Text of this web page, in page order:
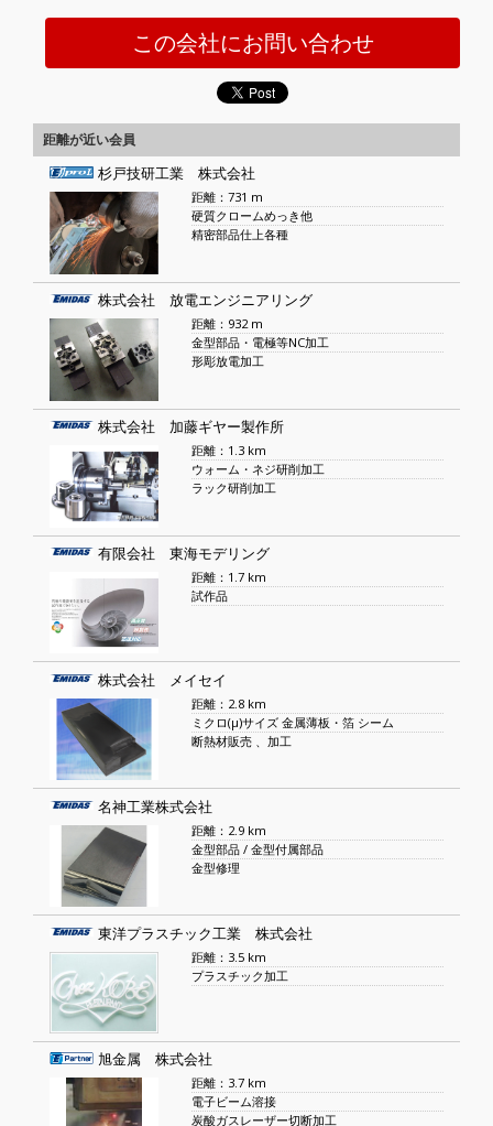
この会社にお問い合わせ
距離が近い会員
杉戸技研工業 株式会社
距離：731 m
硬質クロームめっき他
精密部品仕上各種
株式会社 放電エンジニアリング
距離：932 m
金型部品・電極等NC加工
形彫放電加工
株式会社 加藤ギヤー製作所
距離：1.3 km
ウォーム・ネジ研削加工
ラック研削加工
有限会社 東海モデリング
距離：1.7 km
試作品
株式会社 メイセイ
距離：2.8 km
ミクロ(μ)サイズ 金属薄板・箔 シーム
断熱材販売 、加工
名神工業株式会社
距離：2.9 km
金型部品 / 金型付属部品
金型修理
東洋プラスチック工業 株式会社
距離：3.5 km
プラスチック加工
旭金属 株式会社
距離：3.7 km
電子ビーム溶接
炭酸ガスレーザー切断加工